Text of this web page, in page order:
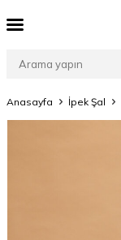
Anasayfa İpek Şal